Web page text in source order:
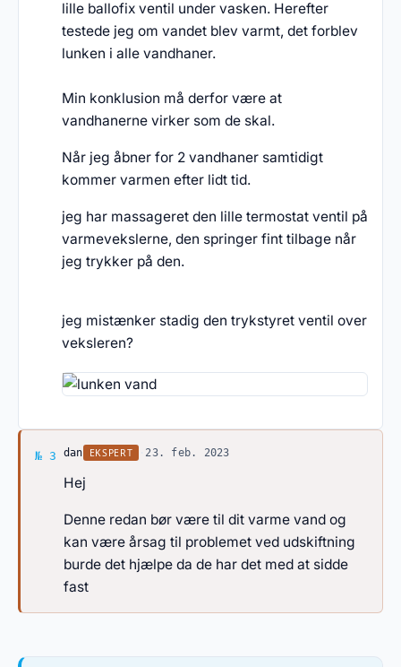
lille ballofix ventil under vasken. Herefter
testede jeg om vandet blev varmt, det forblev
lunken i alle vandhaner.
Min konklusion må derfor være at
vandhanerne virker som de skal.
Når jeg åbner for 2 vandhaner samtidigt
kommer varmen efter lidt tid.
jeg har massageret den lille termostat ventil på
varmevekslerne, den springer fint tilbage når
jeg trykker på den.
jeg mistænker stadig den trykstyret ventil over
veksleren?
№ 3 Svar af dan
dan EKSPERT 23. feb. 2023
Hej
Denne redan bør være til dit varme vand og
kan være årsag til problemet ved udskiftning
burde det hjælpe da de har det med at sidde
fast